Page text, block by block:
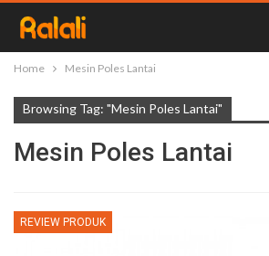
Home Mesin Poles Lantai
Browsing Tag: "Mesin Poles Lantai"
Mesin Poles Lantai
REVIEW PRODUK